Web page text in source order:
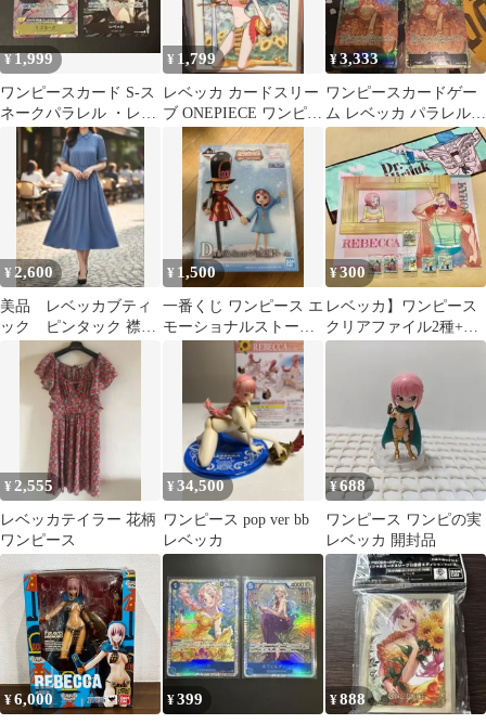
¥1,999
ワンピースカード S-ス
ネークパラレル ・レベ
ッカ プロモ
¥ 1,799
レベッカ カードスリー
ブ ONEPIECE ワンピー
スカードゲーム
¥3,333
ワンピースカードゲー
ム レベッカ パラレル 4
枚セット
¥ 2,600
美品 レベッカブティ
ック ピンタック 襟付
き 半袖 ワンピース
フレア
¥ 1,500
一番くじ ワンピース エ
モーショナルストーリ
ーズ2 D賞 レベッカ＆
¥300
レベッカ】ワンピース
クリアファイル2種+タ
オル+ミルキー シール4
¥ 2,555
レベッカテイラー 花柄
ワンピース
¥34,500
ワンピース pop ver bb
レベッカ
¥688
ワンピース ワンピの実
レベッカ 開封品
¥6,000 ¥399 ¥888